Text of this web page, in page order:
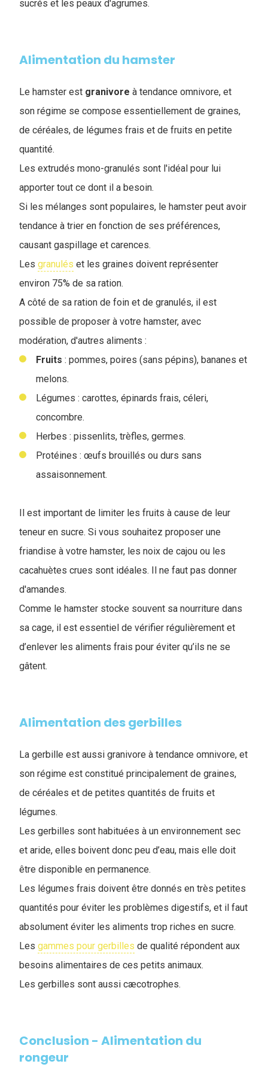
sucrés et les peaux d'agrumes.
Alimentation du hamster
Le hamster est granivore à tendance omnivore, et
son régime se compose essentiellement de graines,
de céréales, de légumes frais et de fruits en petite
quantité.
Les extrudés mono-granulés sont l'idéal pour lui
apporter tout ce dont il a besoin.
Si les mélanges sont populaires, le hamster peut avoir
tendance à trier en fonction de ses préférences,
causant gaspillage et carences.
Les granulés et les graines doivent représenter
environ 75% de sa ration.
A côté de sa ration de foin et de granulés, il est
possible de proposer à votre hamster, avec
modération, d'autres aliments :
Fruits : pommes, poires (sans pépins), bananes et
melons.
Légumes : carottes, épinards frais, céleri,
concombre.
Herbes : pissenlits, trèfles, germes.
Protéines : œufs brouillés ou durs sans
assaisonnement.
Il est important de limiter les fruits à cause de leur
teneur en sucre. Si vous souhaitez proposer une
friandise à votre hamster, les noix de cajou ou les
cacahuètes crues sont idéales. Il ne faut pas donner
d'amandes.
Comme le hamster stocke souvent sa nourriture dans
sa cage, il est essentiel de vérifier régulièrement et
d’enlever les aliments frais pour éviter qu’ils ne se
gâtent.
Alimentation des gerbilles
La gerbille est aussi granivore à tendance omnivore, et
son régime est constitué principalement de graines,
de céréales et de petites quantités de fruits et
légumes.
Les gerbilles sont habituées à un environnement sec
et aride, elles boivent donc peu d’eau, mais elle doit
être disponible en permanence.
Les légumes frais doivent être donnés en très petites
quantités pour éviter les problèmes digestifs, et il faut
absolument éviter les aliments trop riches en sucre.
Les gammes pour gerbilles de qualité répondent aux
besoins alimentaires de ces petits animaux.
Les gerbilles sont aussi cæcotrophes.
Conclusion - Alimentation du
rongeur